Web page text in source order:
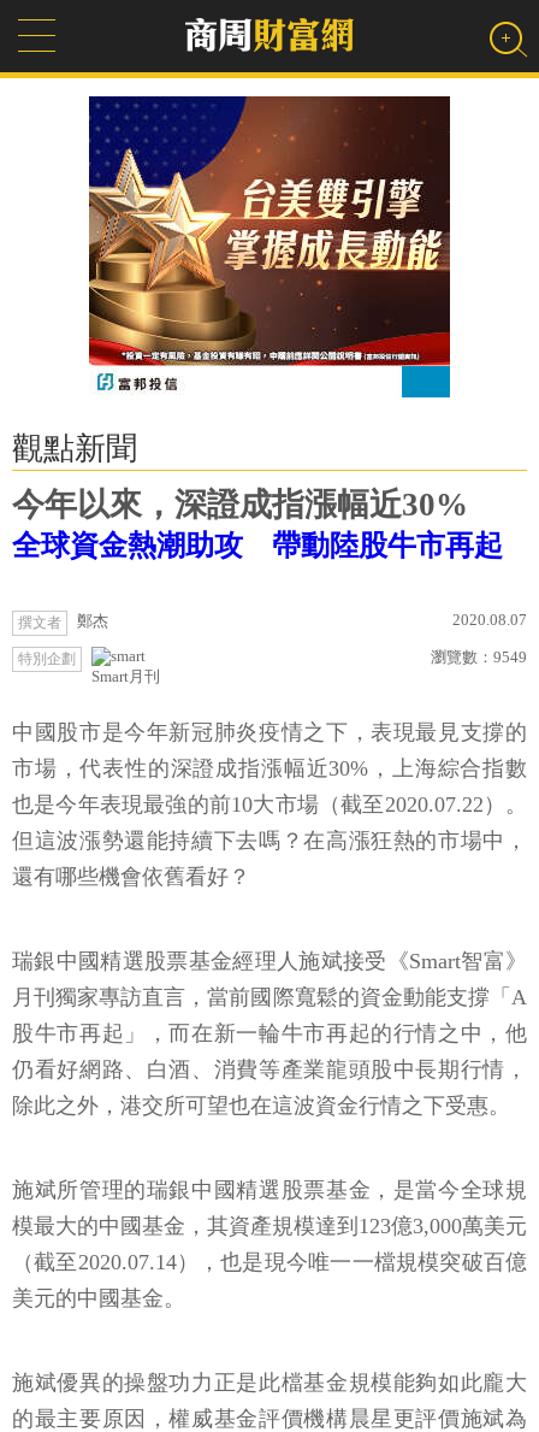
觀點新聞
今年以來，深證成指漲幅近30%
全球資金熱潮助攻 帶動陸股牛市再起
撰文者 鄭杰 2020.08.07
特別企劃
Smart月刊
瀏覽數： 9549
中國股市是今年新冠肺炎疫情之下，表現最見支撐的
市場，代表性的深證成指漲幅近30%，上海綜合指數
也是今年表現最強的前10大市場（截至2020.07.22）。
但這波漲勢還能持續下去嗎？在高漲狂熱的市場中，
還有哪些機會依舊看好？
瑞銀中國精選股票基金經理人施斌接受《Smart智富》
月刊獨家專訪直言，當前國際寬鬆的資金動能支撐「A
股牛市再起」，而在新一輪牛市再起的行情之中，他
仍看好網路、白酒、消費等產業龍頭股中長期行情，
除此之外，港交所可望也在這波資金行情之下受惠。
施斌所管理的瑞銀中國精選股票基金，是當今全球規
模最大的中國基金，其資產規模達到123億3,000萬美元
（截至2020.07.14），也是現今唯一一檔規模突破百億
美元的中國基金。
施斌優異的操盤功力正是此檔基金規模能夠如此龐大
的最主要原因，權威基金評價機構晨星更評價施斌為